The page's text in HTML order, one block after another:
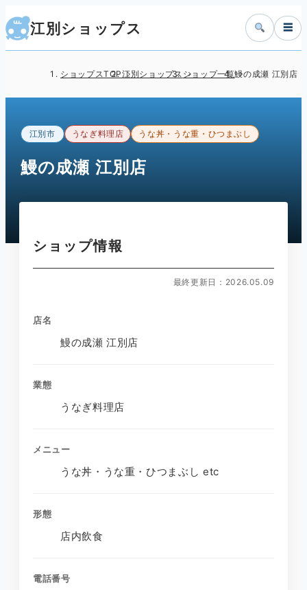
江別ショップス ☰
ショップスTOP江別ショップス ショップ一覧鰻の成瀬 江別店
江別市 うなぎ料理店 うな丼・うな重・ひつまぶし
鰻の成瀬 江別店
ショップ情報
最終更新日：2026.05.09
店名
鰻の成瀬 江別店
業態
うなぎ料理店
メニュー
うな丼・うな重・ひつまぶし etc
形態
店内飲食
電話番号